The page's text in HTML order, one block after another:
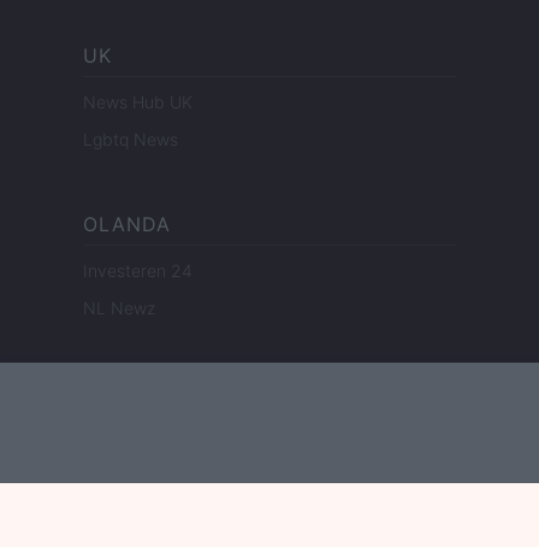
UK
News Hub UK
Lgbtq News
OLANDA
Investeren 24
NL Newz